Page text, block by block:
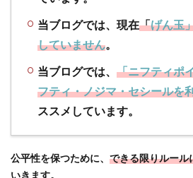
のよう
な条件
で「コ
ジマネ
（コジ
マ電
トサイ
トのポ
当ブログでは、現在「げん玉
していません。
当ブログでは、 「ニフティポ
フティ・ノジマ・セシールを
ススメしています。
公平性を保つために、 できる限りルール
いきます。